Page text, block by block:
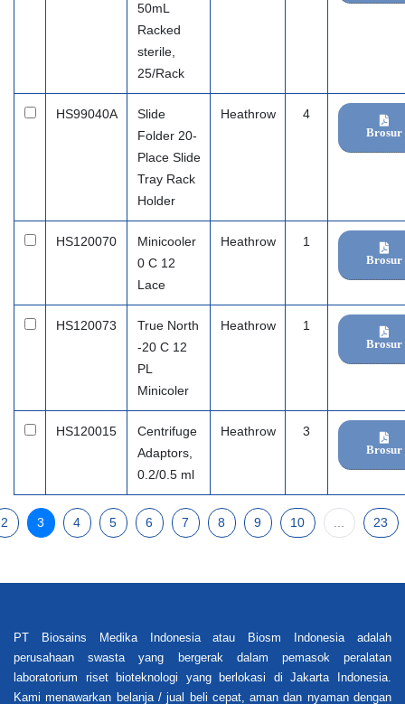
50mL
Racked
sterile,
25/Rack
HS99040A
Slide
Folder 20-
Place Slide
Tray Rack
Holder
Heathrow 4
Brosur
HS120070
Minicooler
0 C 12
Lace
Heathrow 1
Brosur
HS120073
True North
-20 C 12
PL
Minicoler
Heathrow 1
Brosur
HS120015
Centrifuge
Adaptors,
0.2/0.5 ml
Heathrow 3
Brosur
2 3 4 5 6 7 8 9 10 ... 23
PT Biosains Medika Indonesia atau Biosm Indonesia adalah
perusahaan swasta yang bergerak dalam pemasok peralatan
laboratorium riset bioteknologi yang berlokasi di Jakarta Indonesia.
Kami menawarkan belanja / jual beli cepat, aman dan nyaman dengan